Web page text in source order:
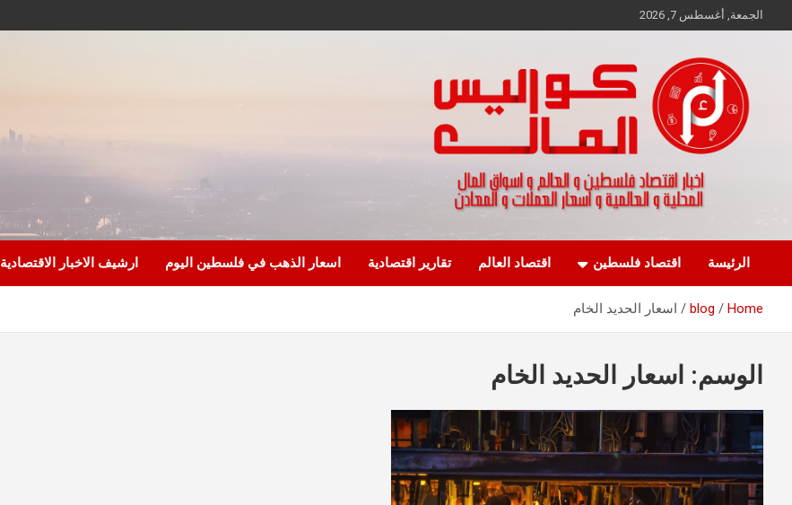
to
الجمعة, أغسطس 7, 2026
كواليس المال
الرئيسة اقتصاد فلسطين اقتصاد العالم تقارير اقتصادية اسعار الذهب في فلسطين اليوم ارشيف الاخبار الاقتصادية
Home
blog اسعار الحديد الخام
الوسم: اسعار الحديد الخام